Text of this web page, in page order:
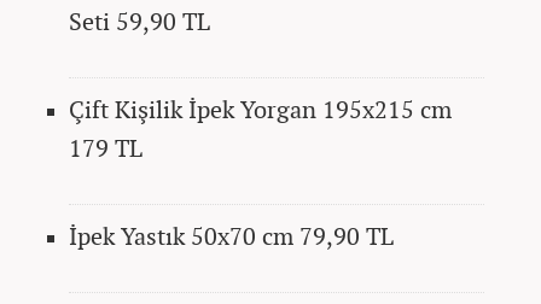
Seti 59,90 TL
Çift Kişilik İpek Yorgan 195x215 cm
179 TL
İpek Yastık 50x70 cm 79,90 TL